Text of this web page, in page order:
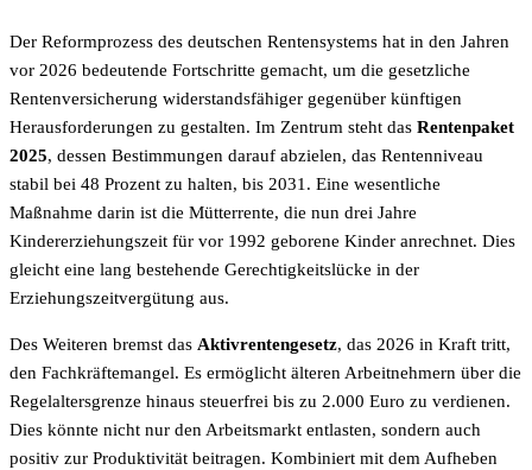
Der Reformprozess des deutschen Rentensystems hat in den Jahren
vor 2026 bedeutende Fortschritte gemacht, um die gesetzliche
Rentenversicherung widerstandsfähiger gegenüber künftigen
Herausforderungen zu gestalten. Im Zentrum steht das Rentenpaket
2025, dessen Bestimmungen darauf abzielen, das Rentenniveau
stabil bei 48 Prozent zu halten, bis 2031. Eine wesentliche
Maßnahme darin ist die Mütterrente, die nun drei Jahre
Kindererziehungszeit für vor 1992 geborene Kinder anrechnet. Dies
gleicht eine lang bestehende Gerechtigkeitslücke in der
Erziehungszeitvergütung aus.
Des Weiteren bremst das Aktivrentengesetz, das 2026 in Kraft tritt,
den Fachkräftemangel. Es ermöglicht älteren Arbeitnehmern über die
Regelaltersgrenze hinaus steuerfrei bis zu 2.000 Euro zu verdienen.
Dies könnte nicht nur den Arbeitsmarkt entlasten, sondern auch
positiv zur Produktivität beitragen. Kombiniert mit dem Aufheben